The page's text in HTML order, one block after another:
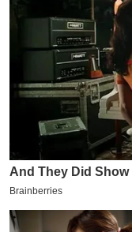
ट
2
6
क्रा
म